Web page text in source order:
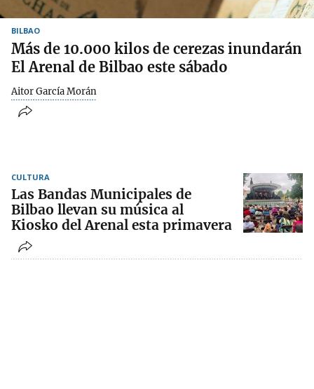
BILBAO
Más de 10.000 kilos de cerezas inundarán
El Arenal de Bilbao este sábado
Aitor García Morán
CULTURA
Las Bandas Municipales de
Bilbao llevan su música al
Kiosko del Arenal esta primavera